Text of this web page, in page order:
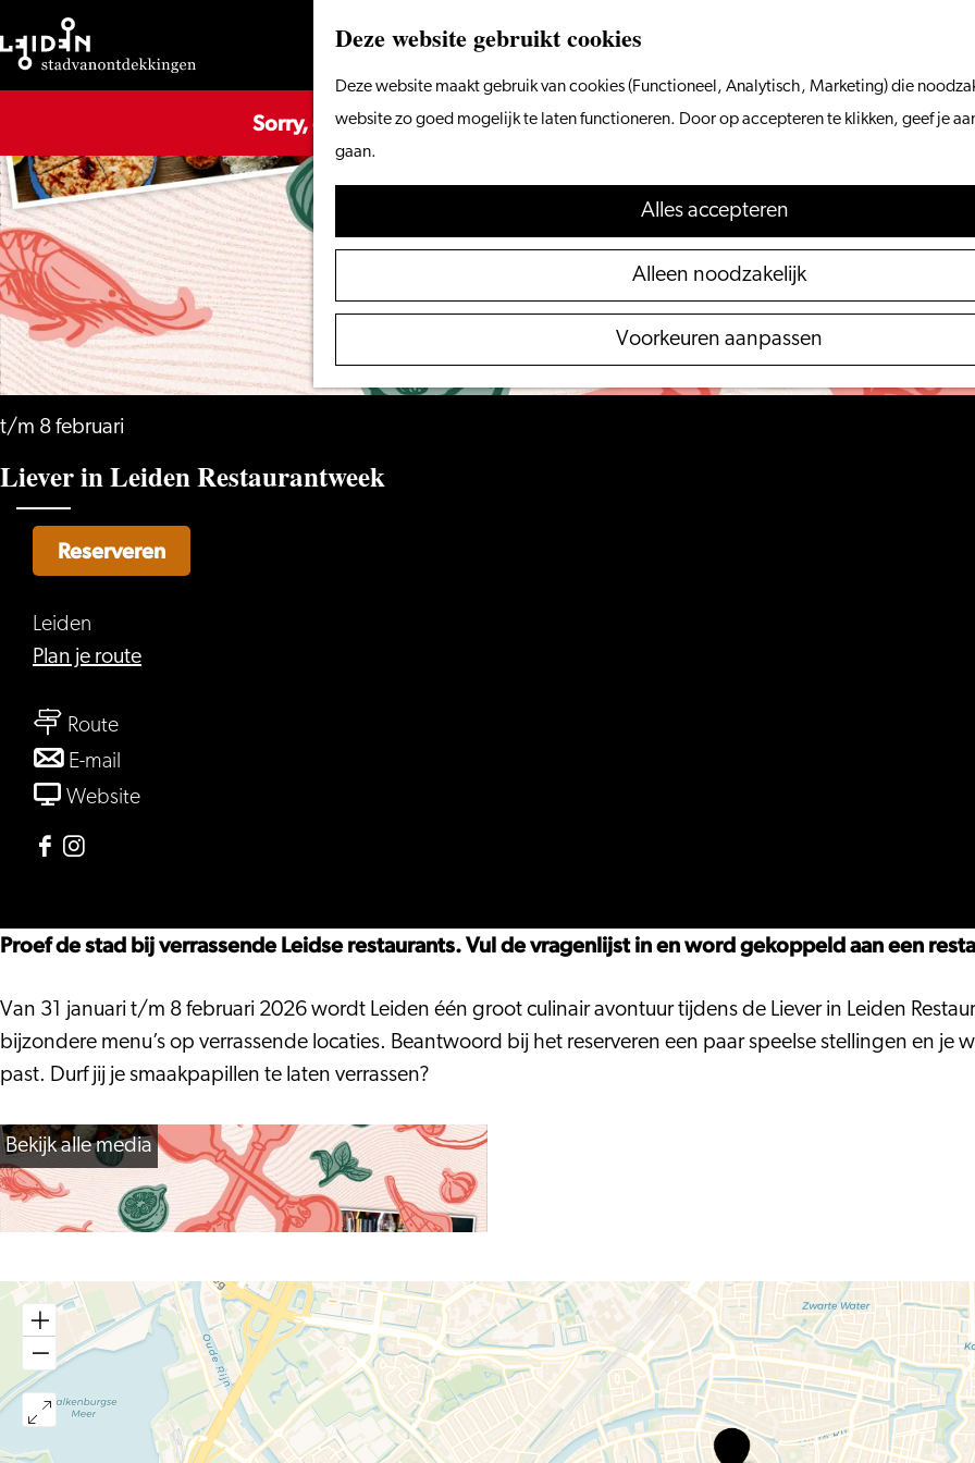
Deze website gebruikt cookies
Deze website maakt gebruik van cookies (Functioneel, Analytisch, Marketing) die
website zo goed mogelijk te laten functioneren. Door op accepteren te klikken, geef je
gaan.
Alles accepteren
Alleen noodzakelijk
Voorkeuren aanpassen
Ga
de
homepage
Sorry, deze activiteit is niet meer beschikbaar. Bekijk hetactuele aanbod
t/m 8 februari
Liever in Leiden Restaurantweek
Leiden
Plan je routenaar
Routenaar
Liever
in
E-mail
Liever
Websitevan
Restaurantweek
Facebook
in
Leiden
Instagram
in
Leiden
Reserveren
Proef de stad bij verrassende Leidse restaurants. Vul de vragenlijst in en word gekoppeld aan een
Van 31 januari t/m 8 februari 2026 wordt Leiden één groot culinair avontuur tijdens de Liever in Leiden
bijzondere menu’s op verrassende locaties. Beantwoord bij het reserveren een paar speelse stellingen en
past. Durf jij je smaakpapillen te laten verrassen?
Bekijk alle media
Liever